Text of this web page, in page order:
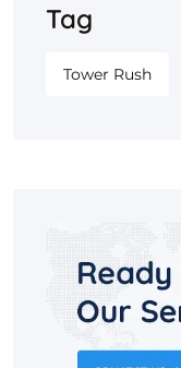
Tag
Tower Rush